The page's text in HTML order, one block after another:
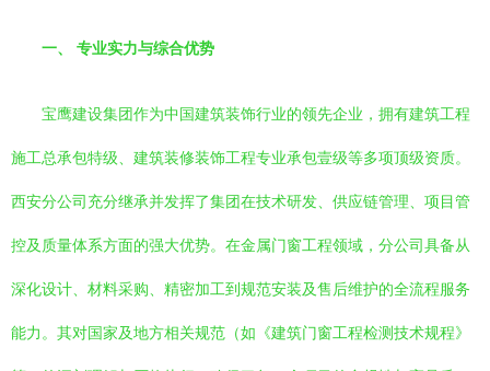
一、 专业实力与综合优势
宝鹰建设集团作为中国建筑装饰行业的领先企业，拥有建筑工程
施工总承包特级、建筑装修装饰工程专业承包壹级等多项顶级资质。
西安分公司充分继承并发挥了集团在技术研发、供应链管理、项目管
控及质量体系方面的强大优势。在金属门窗工程领域，分公司具备从
深化设计、材料采购、精密加工到规范安装及售后维护的全流程服务
能力。其对国家及地方相关规范（如《建筑门窗工程检测技术规程》